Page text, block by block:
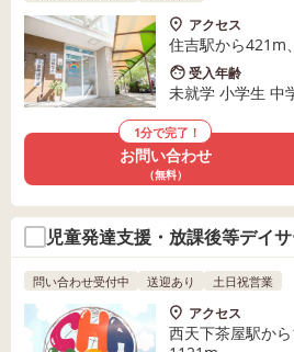
アクセス
住吉駅から421m
受入年齢
未就学 小学生 中
1分で完了！
お問い合わせ
（無料）
児童発達支援・放課後等デイ
問い合わせ受付中 送迎あり 土日祝営業
アクセス
西天下茶屋駅か